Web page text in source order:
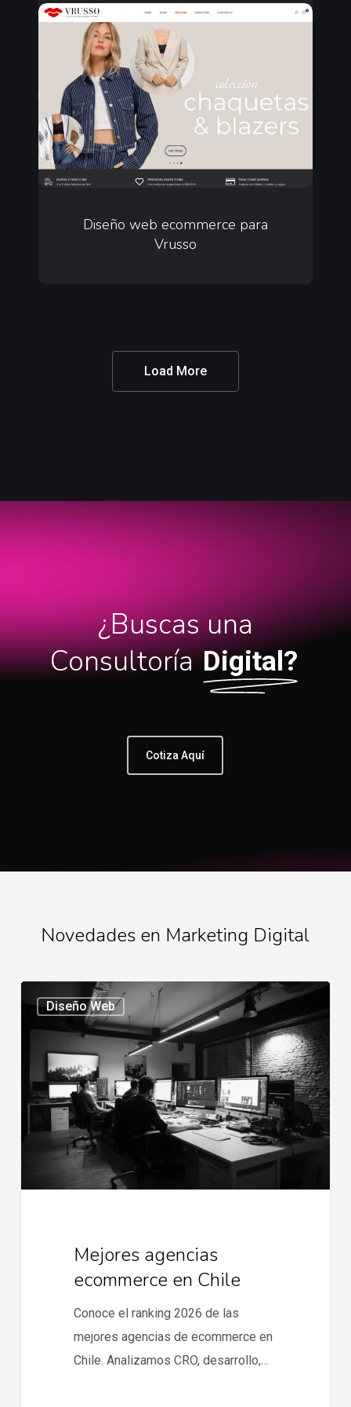
Diseño
ecommerce
Vrusso
web
ecommerce
Diseño web ecommerce para
Vrusso
Load More
¿Buscas una
ConsultoríaDigital?
Cotiza Aquí
Novedades en Marketing Digital
Diseño Web
agencias
ecommerce
Chile
Mejores agencias
ecommerce en Chile
Conoce el ranking 2026 de las
mejores agencias de ecommerce en
Chile. Analizamos CRO, desarrollo,…